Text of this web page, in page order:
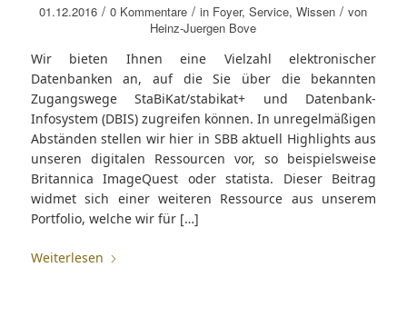
01.12.2016 / 0 Kommentare / in Foyer,Service,Wissen / von
Heinz-Juergen Bove
Wir bieten Ihnen eine Vielzahl elektronischer
Datenbanken an, auf die Sie über die bekannten
Zugangswege StaBiKat/stabikat+ und Datenbank-
Infosystem (DBIS) zugreifen können. In unregelmäßigen
Abständen stellen wir hier in SBB aktuell Highlights aus
unseren digitalen Ressourcen vor, so beispielsweise
Britannica ImageQuest oder statista. Dieser Beitrag
widmet sich einer weiteren Ressource aus unserem
Portfolio, welche wir für […]
Weiterlesen